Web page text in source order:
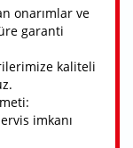
onarımlar ve
garanti
kaliteli
imkanı